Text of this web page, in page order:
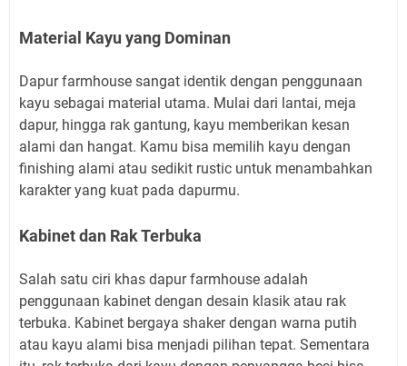
Material Kayu yang Dominan
Dapur farmhouse sangat identik dengan penggunaan
kayu sebagai material utama. Mulai dari lantai, meja
dapur, hingga rak gantung, kayu memberikan kesan
alami dan hangat. Kamu bisa memilih kayu dengan
finishing alami atau sedikit rustic untuk menambahkan
karakter yang kuat pada dapurmu.
Kabinet dan Rak Terbuka
Salah satu ciri khas dapur farmhouse adalah
penggunaan kabinet dengan desain klasik atau rak
terbuka. Kabinet bergaya shaker dengan warna putih
atau kayu alami bisa menjadi pilihan tepat. Sementara